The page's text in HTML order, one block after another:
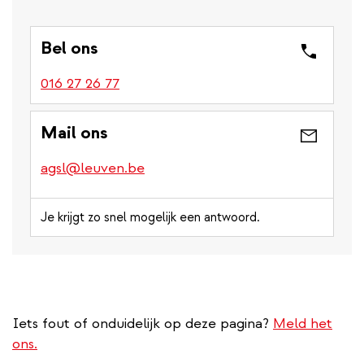
Bel ons
016 27 26 77
Mail ons
agsl@leuven.be
Je krijgt zo snel mogelijk een antwoord.
Iets fout of onduidelijk op deze pagina? Meld het
ons.